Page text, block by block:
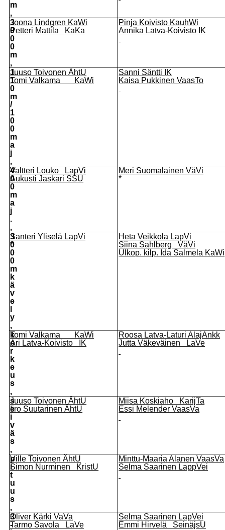
m
,
3
0
0
0
m
,
Joona Lindgren KaWi
Petteri Mattila KaKa
Pinja Koivisto KauhWi
Annika Latva-Koivisto IK
1
1
0
m
/
1
0
0
m
a
j
,
Juuso Toivonen ÄhtU
Tomi Valkama KaWi
Sanni Säntti IK
Kaisa Pukkinen VaasTo
4
0
0
m
a
j
.
,
Valtteri Louko LapVi
Aukusti Jaskari SSU
Meri Suomalainen VäVi
*
3
0
0
0
m
k
ä
v
e
y
,
Santeri Yliselä LapVi
*
Heta Veikkola LapVi
Siina Sahlberg VäVi
Ulkop. kilp. Ida Salmela KaWi
k
o
r
k
e
u
s
,
Tomi Valkama KaWi
Ari Latva-Koivisto IK
Roosa Latva-Laturi AlajAnkk
Jutta Väkeväinen LaVe
s
e
i
v
ä
s
,
Juuso Toivonen ÄhtU
Iiro Suutarinen ÄhtU
Miisa Koskiaho KarijTa
Essi Melender VaasVa
p
i
t
u
u
s
,
Ville Toivonen ÄhtU
Simon Nurminen KristU
Minttu-Maaria Alanen VaasVa
Selma Saarinen LappVei
3
-
Oliver Kärki VaVa
Tarmo Savola LaVe
Selma Saarinen LapVei
Emmi Hirvelä SeinäjsU